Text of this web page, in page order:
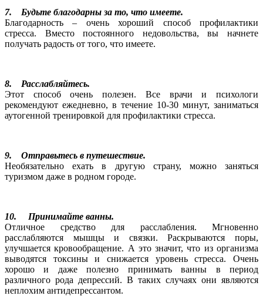
7. Будьте благодарны за то, что имеете.
Благодарность – очень хороший способ профилактики
стресса. Вместо постоянного недовольства, вы начнете
получать радость от того, что имеете.
8. Расслабляйтесь.
Этот способ очень полезен. Все врачи и психологи
рекомендуют ежедневно, в течение 10-30 минут, заниматься
аутогенной тренировкой для профилактики стресса.
9. Отправьтесь в путешествие.
Необязательно ехать в другую страну, можно заняться
туризмом даже в родном городе.
10. Принимайте ванны.
Отличное средство для расслабления. Мгновенно
расслабляются мышцы и связки. Раскрываются поры,
улучшается кровообращение. А это значит, что из организма
выводятся токсины и снижается уровень стресса. Очень
хорошо и даже полезно принимать ванны в период
различного рода депрессий. В таких случаях они являются
неплохим антидепрессантом.